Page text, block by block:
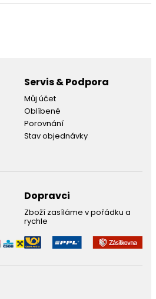
Servis & Podpora
Můj účet
Oblíbené
Porovnání
Stav objednávky
Dopravci
Zboží zasíláme v pořádku a
rychle